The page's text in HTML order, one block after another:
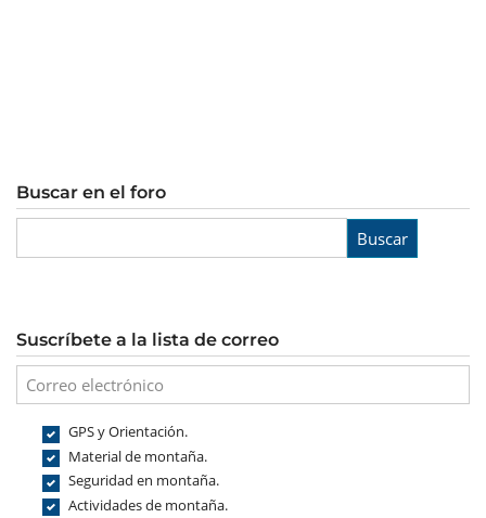
Buscar en el foro
Buscar
Suscríbete a la lista de correo
GPS y Orientación.
Material de montaña.
Seguridad en montaña.
Actividades de montaña.